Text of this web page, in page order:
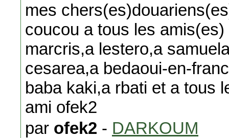
mes
coucou a tous les
marcris,a lestero,a
cesarea,a bedaoui-en-
baba kaki,a rbati et a tous
ami ofek2
par ofek2 - DARKOUM